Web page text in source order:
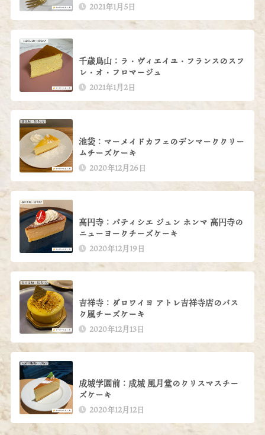
2021年1月5日
千歳烏山：ラ・ヴィエイユ・フランスのスフ
レ・オ・フロマージュ
2021年1月2日
池袋：マーメイドカフェのデンマーククリー
ムチーズケーキ
2020年12月26日
高円寺：パティシエ ジュン ホンマ 高円寺の
ニューヨークチーズケーキ
2020年12月19日
吉祥寺：ダロワイヨ アトレ吉祥寺店のバス
ク風チーズケーキ
2020年12月13日
成城学園前：成城 風月堂のクリスマスチー
ズケーキ
2020年12月12日